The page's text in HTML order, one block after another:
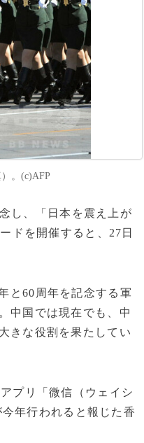
。(c)AFP
し、「日本を震え上が
ドを開催すると、27日
と60周年を記念する軍
中国では現在でも、中
きな役割を果たしてい
プリ「微信（ウェイシ
年行われると報じた香